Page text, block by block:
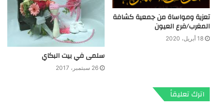
تعزية ومواساة من جمعية كشافة
المغرب/فرع العيون
18 أبريل، 2020
سلمى في بيت البكاي
26 سبتمبر، 2017
اترك تعليقاً